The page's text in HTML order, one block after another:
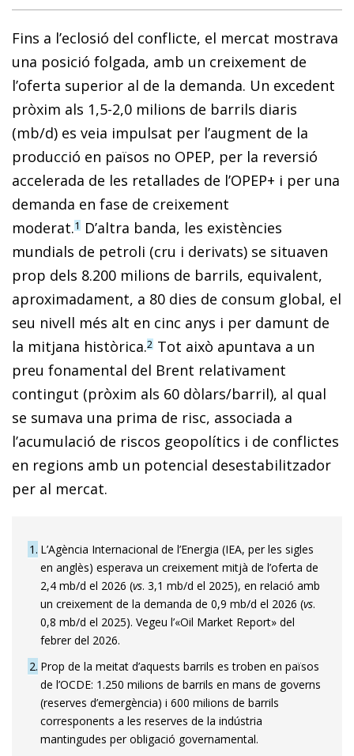
Fins a l’eclosió del conflicte, el mercat mostrava
una posició folgada, amb un creixement de
l’oferta superior al de la demanda. Un excedent
pròxim als 1,5-2,0 milions de barrils diaris
(mb/d) es veia impulsat per l’augment de la
producció en països no OPEP, per la reversió
accelerada de les retallades de l’OPEP+ i per una
demanda en fase de creixement
moderat.1 D’altra banda, les existències
mundials de petroli (cru i derivats) se situaven
prop dels 8.200 milions de barrils, equivalent,
aproximadament, a 80 dies de consum global, el
seu nivell més alt en cinc anys i per damunt de
la mitjana històrica.2 Tot això apuntava a un
preu fonamental del Brent relativament
contingut (pròxim als 60 dòlars/barril), al qual
se sumava una prima de risc, associada a
l’acumulació de riscos geopolítics i de conflictes
en regions amb un potencial desestabilitzador
per al mercat.
1 L’Agència Internacional de l’Energia (IEA, per les sigles
en anglès) esperava un creixement mitjà de l’oferta de
2,4 mb/d el 2026 (vs. 3,1 mb/d el 2025), en relació amb
un creixement de la demanda de 0,9 mb/d el 2026 (vs.
0,8 mb/d el 2025). Vegeu l’«Oil Market Report» del
febrer del 2026.
2 Prop de la meitat d’aquests barrils es troben en països
de l’OCDE: 1.250 milions de barrils en mans de governs
(reserves d’emergència) i 600 milions de barrils
corresponents a les reserves de la indústria
mantingudes per obligació governamental.